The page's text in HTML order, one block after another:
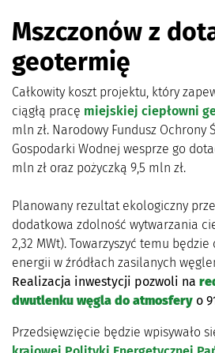
Mszczonów z
geotermię
Całkowity koszt projektu, który
ciągłą pracę miejskiej ciepłowni
mln zł. Narodowy Fundusz Ochrony
Gospodarki Wodnej wesprze go
mln zł oraz pożyczką 9,5 mln zł.
Planowany rezultat ekologiczny
dodatkowa zdolność wytwarzania
2,32 MWt). Towarzyszyć temu
energii w źródłach zasilanych
Realizacja inwestycji pozwoli na
dwutlenku węgla do atmosfery o
Przedsięwzięcie będzie wpisywało